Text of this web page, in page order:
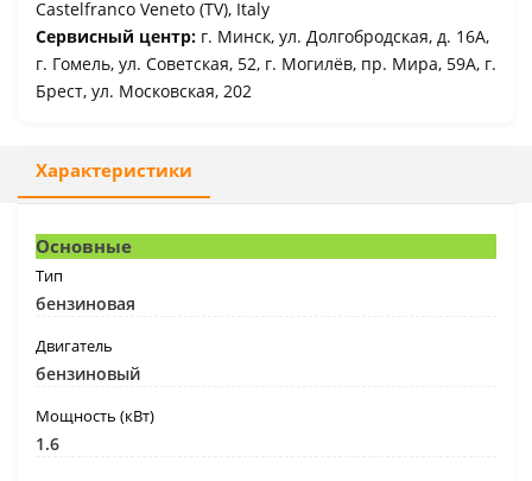
Castelfranco Veneto (TV), Italy
Сервисный центр: г. Минск, ул. Долгобродская, д. 16А,
г. Гомель, ул. Советская, 52, г. Могилёв, пр. Мира, 59А, г.
Брест, ул. Московская, 202
Характеристики
Основные
Тип
бензиновая
Двигатель
бензиновый
Мощность (кВт)
1.6